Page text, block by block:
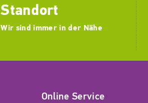
Standort
Wir sind immer in der Nähe
Online Service